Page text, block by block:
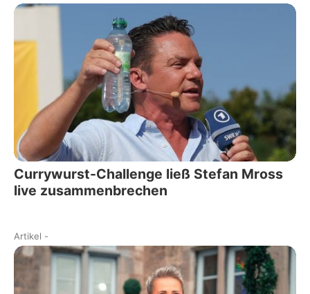
Currywurst-Challenge ließ Stefan Mross
live zusammenbrechen
Artikel -